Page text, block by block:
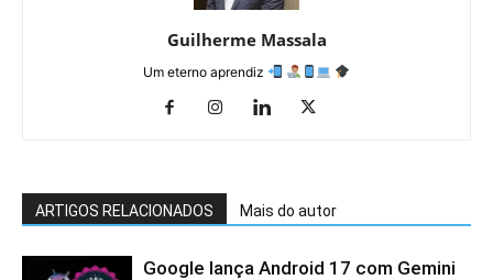
Guilherme Massala
Um eterno aprendiz
ARTIGOS RELACIONADOS Mais do autor
Google lança Android 17 com Gemini